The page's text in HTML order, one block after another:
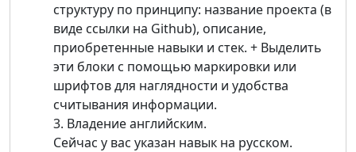
структуру по принципу: название проекта (в
виде ссылки на Github), описание,
приобретенные навыки и стек. + Выделить
эти блоки с помощью маркировки или
шрифтов для наглядности и удобства
считывания информации.
3. Владение английским.
Сейчас у вас указан навык на русском.